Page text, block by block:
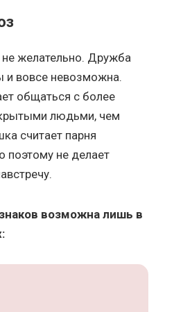
желательно. Дружба
вовсе невозможна.
общаться с более
людьми, чем
считает парня
не делает
возможна лишь в